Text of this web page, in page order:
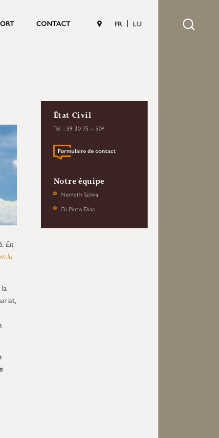
CONTACT FR LU
En
État Civil
Tél. : 59 30 75 – 504
Formulaire de contact
Notre équipe
Nemeth Szilvia
Di Pinto Dina